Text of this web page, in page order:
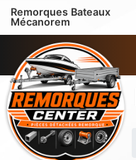
Remorques Bateaux
Mécanorem